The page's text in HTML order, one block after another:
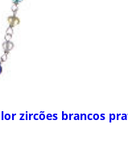
zircões brancos